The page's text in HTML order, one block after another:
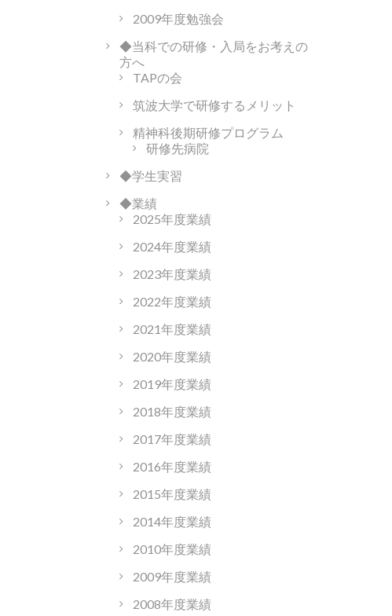
2009年度勉強会
◆当科での研修・入局をお考えの
方へ
TAPの会
筑波大学で研修するメリット
精神科後期研修プログラム
研修先病院
◆学生実習
◆業績
2025年度業績
2024年度業績
2023年度業績
2022年度業績
2021年度業績
2020年度業績
2019年度業績
2018年度業績
2017年度業績
2016年度業績
2015年度業績
2014年度業績
2010年度業績
2009年度業績
2008年度業績